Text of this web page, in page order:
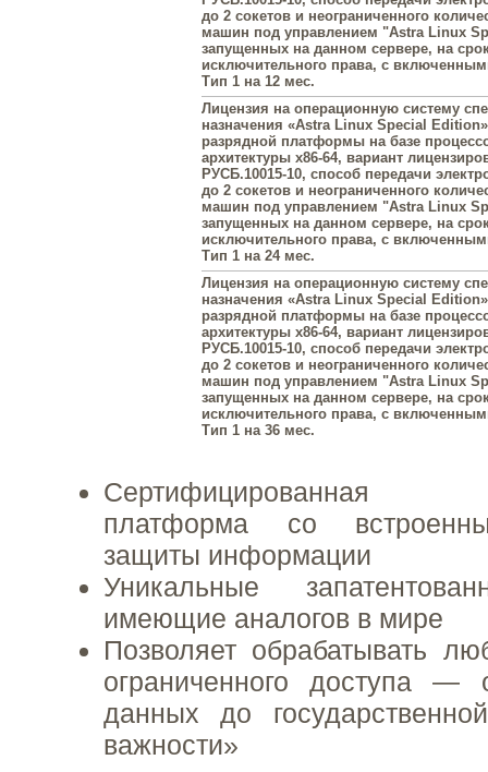
до 2 сокетов и неограниченного
машин под управлением "Astra Linux
запущенных на данном сервере, на
исключительного права, с
Тип 1 на 12 мес.
Лицензия на операционную систему
назначения «Astra Linux Special
разрядной платформы на базе
архитектуры х86-64, вариант
РУСБ.10015-10, способ передачи
до 2 сокетов и неограниченного
машин под управлением "Astra Linux
запущенных на данном сервере, на
исключительного права, с
Тип 1 на 24 мес.
Лицензия на операционную систему
назначения «Astra Linux Special
разрядной платформы на базе
архитектуры х86-64, вариант
РУСБ.10015-10, способ передачи
до 2 сокетов и неограниченного
машин под управлением "Astra Linux
запущенных на данном сервере, на
исключительного права, с
Тип 1 на 36 мес.
Сертифицированная
платформа со
защиты информации
Уникальные
имеющие аналогов в мире
Позволяет обрабатывать
ограниченного доступа —
данных до
важности»